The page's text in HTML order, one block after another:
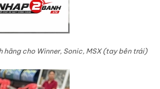
hãng cho Winner, Sonic, MSX (tay bên trái)